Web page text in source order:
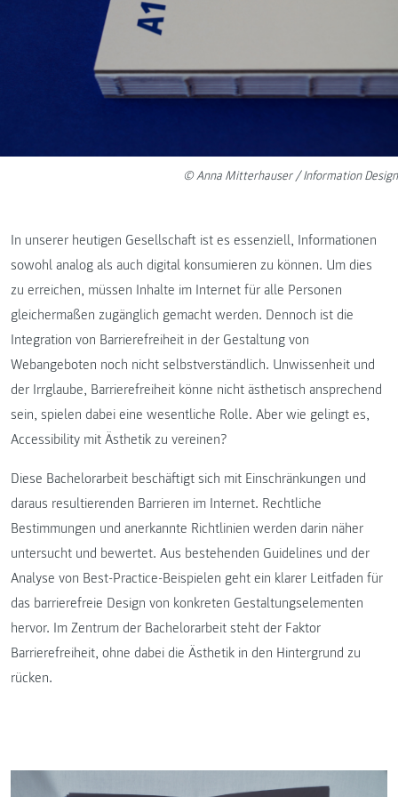
© Anna Mitterhauser / Information Design
In unserer heutigen Gesellschaft ist es essenziell, Informationen
sowohl analog als auch digital konsumieren zu können. Um dies
zu erreichen, müssen Inhalte im Internet für alle Personen
gleichermaßen zugänglich gemacht werden. Dennoch ist die
Integration von Barrierefreiheit in der Gestaltung von
Webangeboten noch nicht selbstverständlich. Unwissenheit und
der Irrglaube, Barrierefreiheit könne nicht ästhetisch ansprechend
sein, spielen dabei eine wesentliche Rolle. Aber wie gelingt es,
Accessibility mit Ästhetik zu vereinen?
Diese Bachelorarbeit beschäftigt sich mit Einschränkungen und
daraus resultierenden Barrieren im Internet. Rechtliche
Bestimmungen und anerkannte Richtlinien werden darin näher
untersucht und bewertet. Aus bestehenden Guidelines und der
Analyse von Best-Practice-Beispielen geht ein klarer Leitfaden für
das barrierefreie Design von konkreten Gestaltungselementen
hervor. Im Zentrum der Bachelorarbeit steht der Faktor
Barrierefreiheit, ohne dabei die Ästhetik in den Hintergrund zu
rücken.